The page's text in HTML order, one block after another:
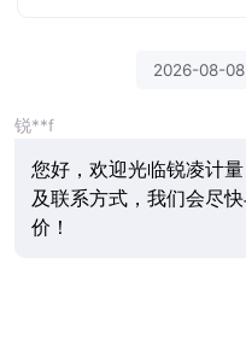
2026-08-
锐**f
您好，欢迎光临锐凌计
及联系方式，我们会尽
价！